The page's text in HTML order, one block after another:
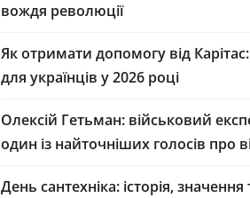
вождя революції
Як отримати допомогу від
для українців у 2026 році
Олексій Гетьман: військовий
один із найточніших голосів про
День сантехніка: історія, значення